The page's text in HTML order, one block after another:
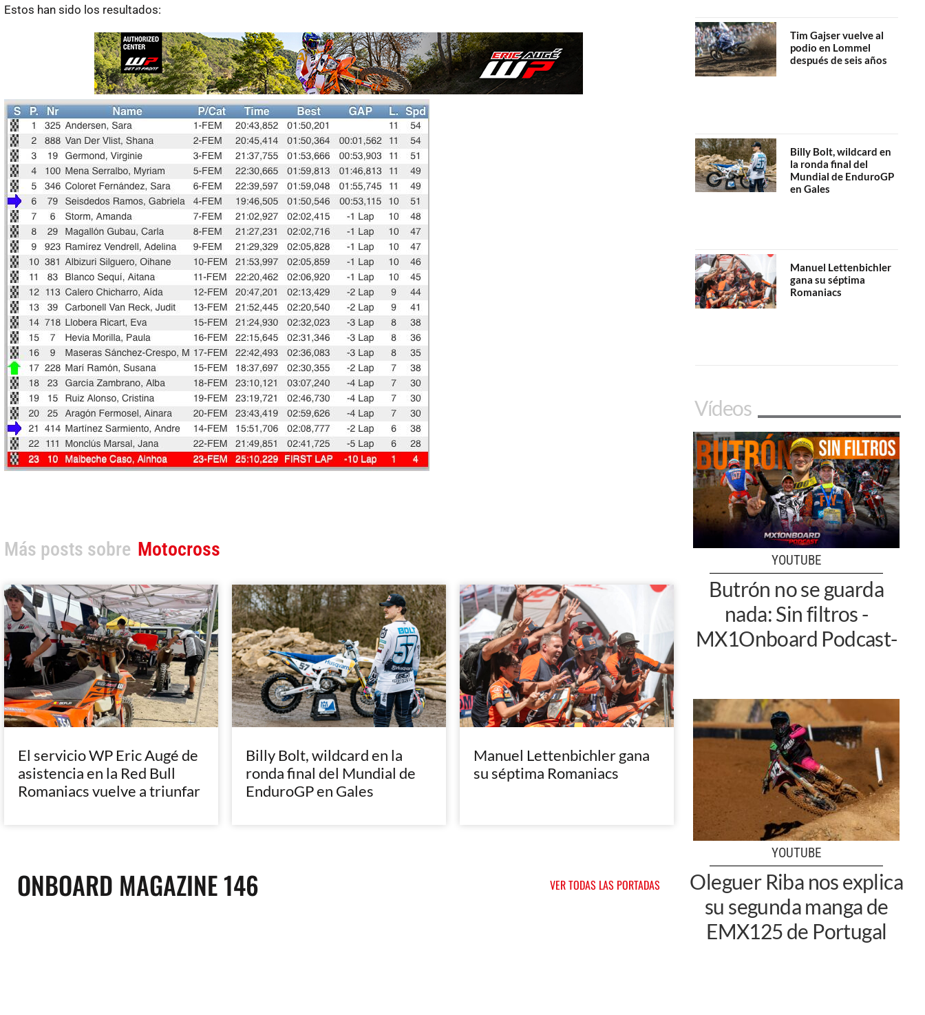
Estos han sido los resultados:
Más posts sobre Motocross
El servicio WP Eric Augé de
asistencia en la Red Bull
Romaniacs vuelve a triunfar
Billy Bolt, wildcard en la
ronda final del Mundial de
EnduroGP en Gales
Manuel Lettenbichler gana
su séptima Romaniacs
ONBOARD MAGAZINE 146 VER TODAS LAS PORTADAS
Tim Gajser vuelve al
podio en Lommel
después de seis años
Billy Bolt, wildcard en
la ronda final del
Mundial de EnduroGP
en Gales
Manuel Lettenbichler
gana su séptima
Romaniacs
Vídeos
YOUTUBE
Butrón no se guarda
nada: Sin filtros -
MX1Onboard Podcast-
YOUTUBE
Oleguer Riba nos explica
su segunda manga de
EMX125 de Portugal